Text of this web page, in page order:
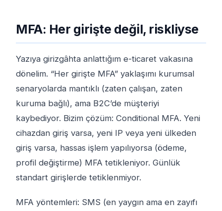
MFA: Her girişte değil, riskliyse
Yazıya girizgâhta anlattığım e-ticaret vakasına
dönelim. “Her girişte MFA” yaklaşımı kurumsal
senaryolarda mantıklı (zaten çalışan, zaten
kuruma bağlı), ama B2C’de müşteriyi
kaybediyor. Bizim çözüm: Conditional MFA. Yeni
cihazdan giriş varsa, yeni IP veya yeni ülkeden
giriş varsa, hassas işlem yapılıyorsa (ödeme,
profil değiştirme) MFA tetikleniyor. Günlük
standart girişlerde tetiklenmiyor.
MFA yöntemleri: SMS (en yaygın ama en zayıfı